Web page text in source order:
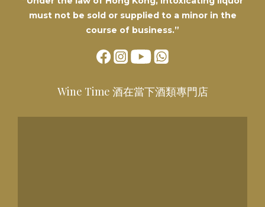
must not be sold or supplied to a minor in the
course of business.”
Wine Time 酒在當下酒類專門店